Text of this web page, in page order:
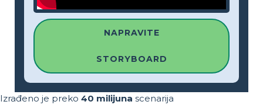
NAPRAVITE
STORYBOARD
Izrađeno je preko 40 milijuna scenarija